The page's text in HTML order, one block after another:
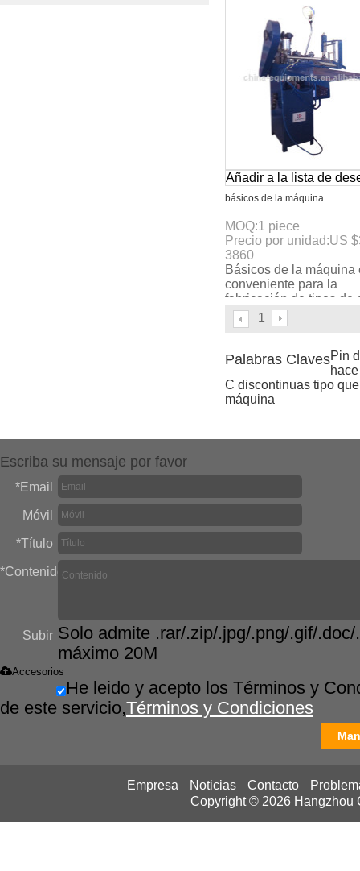
con galvanizado
Añadir a la lista de
básicos de la máquina
MOQ:1 piece
Precio por unidad:US $
3860
Básicos de la máquina
conveniente para la
fabricación de tipos de
con galvanizado
redondo de hierro
1
Palabras ClavesPin
C discontinuas tipo
máquina
Escriba su mensaje por favor
*Email
Móvil
*Título
*Contenido
Subir Solo admite .rar/.zip/.jpg/.png/.gif/
máximo 20M
Accesorios
He leido y acepto los Términos y
de este servicio,Términos y Condiciones
Empresa Noticias Contacto
Copyright © 2026 Hangzhou